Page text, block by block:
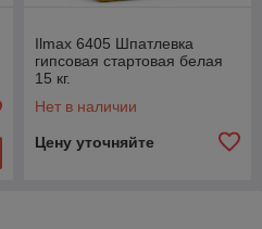
Ilmax 6405 Шпатлевка
гипсовая стартовая белая
15 кг.
Нет в наличии
Цену уточняйте